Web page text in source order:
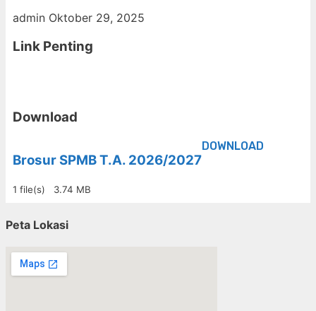
admin Oktober 29, 2025
Link Penting
Download
Brosur SPMB T.A. 2026/2027
1 file(s) 3.74 MB
DOWNLOAD
Peta Lokasi